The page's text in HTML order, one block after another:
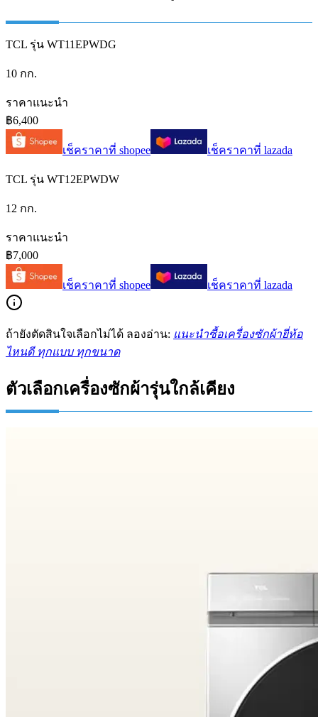
TCL รุ่น WT11EPWDG
10 กก.
ราคาแนะนำ
฿6,400
เช็คราคาที่ shopee เช็คราคาที่ lazada
TCL รุ่น WT12EPWDW
12 กก.
ราคาแนะนำ
฿7,000
เช็คราคาที่ shopee เช็คราคาที่ lazada
ถ้ายังตัดสินใจเลือกไม่ได้ ลองอ่าน: แนะนำซื้อเครื่องซักผ้ายี่ห้อ
ไหนดี ทุกแบบ ทุกขนาด
ตัวเลือกเครื่องซักผ้ารุ่นใกล้เคียง